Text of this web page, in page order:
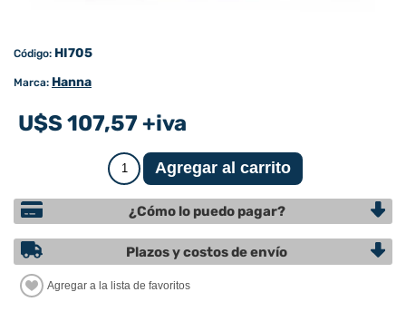
Código: HI705
Marca: Hanna
U$S 107,57 +iva
¿Cómo lo puedo pagar?
Plazos y costos de envío